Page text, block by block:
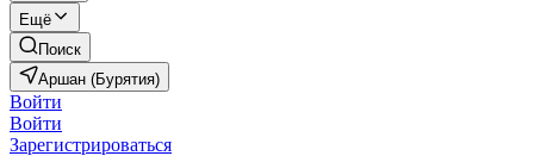
Ещё
Поиск
Аршан (Бурятия)
Войти
Войти
Зарегистрироваться